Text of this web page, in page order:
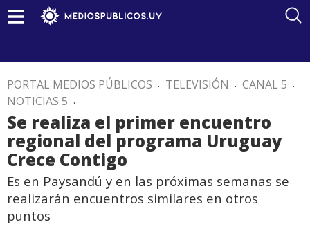
PORTAL MEDIOS PÚBLICOS . TELEVISIÓN . CANAL 5 .
NOTICIAS 5 .
Se realiza el primer encuentro
regional del programa Uruguay
Crece Contigo
Es en Paysandú y en las próximas semanas se
realizarán encuentros similares en otros
puntos